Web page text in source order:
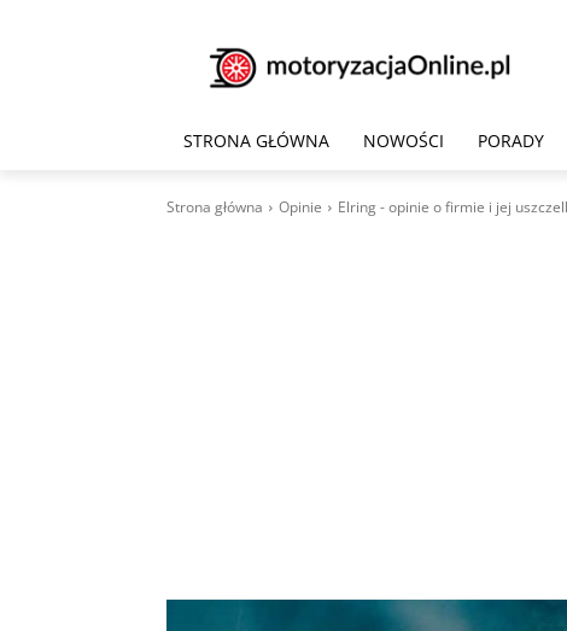
STRONA GŁÓWNA NOWOŚCI PORADY
Strona główna Opinie Elring - opinie o firmie i jej